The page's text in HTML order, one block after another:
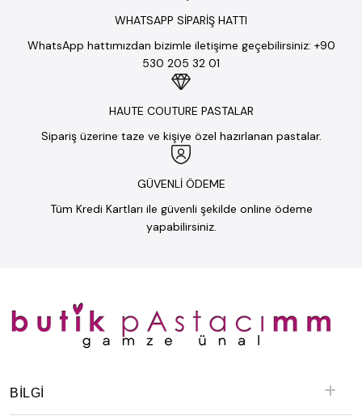
WHATSAPP SİPARİŞ HATTI
WhatsApp hattımızdan bizimle iletişime geçebilirsiniz: +90
530 205 32 01
HAUTE COUTURE PASTALAR
Sipariş üzerine taze ve kişiye özel hazırlanan pastalar.
GÜVENLİ ÖDEME
Tüm Kredi Kartları ile güvenli şekilde online ödeme
yapabilirsiniz.
BILGI